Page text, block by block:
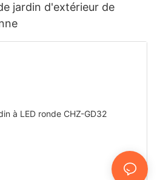
jardin d'extérieur de